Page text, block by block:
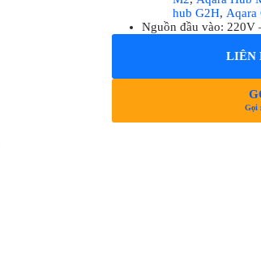
hub G2H, Aqara
Nguồn đầu vào: 220V
LIÊN
Gọi